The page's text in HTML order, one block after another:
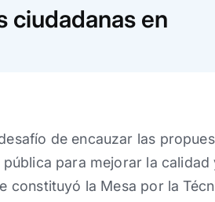
ciudadanas en
de encauzar las
para mejorar la
constituyó la Mesa por la